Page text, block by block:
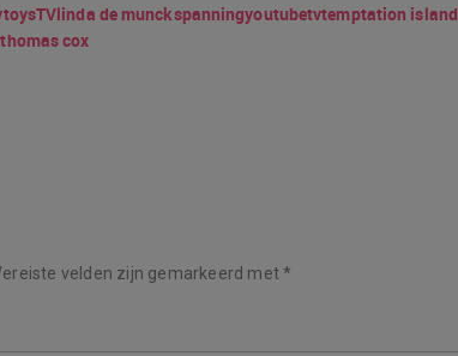
linda de munckspanningyoutubetvtemptation island
thomas cox
velden zijn gemarkeerd met*